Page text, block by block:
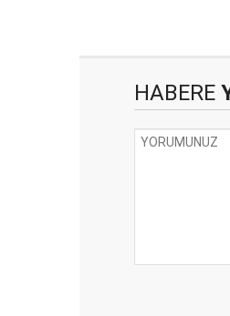
HABERE